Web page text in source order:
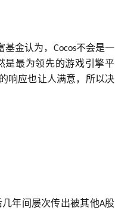
金认为， Cocos不会是一
是最为领先的游戏引擎平
响应也让人满意，所以决
几年间屡次传出被其他A股